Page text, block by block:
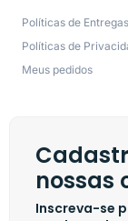
Políticas de Entregas
Políticas de
Meus pedidos
nossas
Inscreva-se